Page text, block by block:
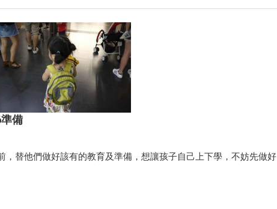
備
，替他們做好該有的教育及準備，想讓孩子自己上下學，不妨先做好